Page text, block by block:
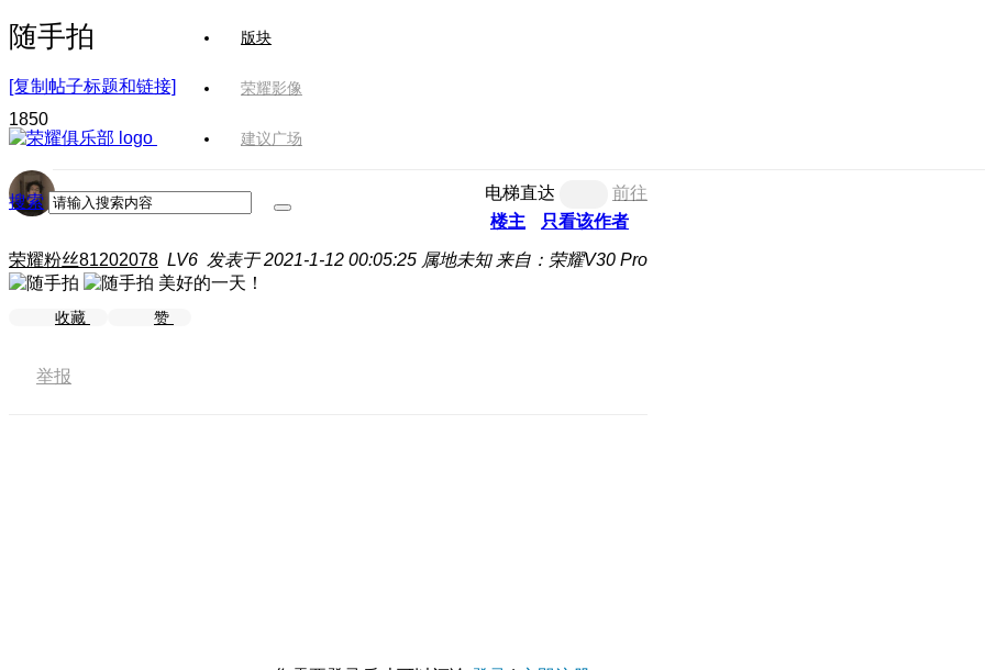
版块
荣耀影像
建议广场
搜索
随手拍
[复制帖子标题和链接]
1850
电梯直达
前往
楼主
只看该作者
荣耀粉丝81202078 LV6 发表于 2021-1-12 00:05:25 属地未知 来自：荣耀V30 Pro
美好的一天！
收藏 赞
举报